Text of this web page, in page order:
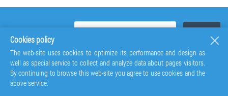
Cookies policy
The web-site uses cookies to optimize its performance and design as
well as special service to collect and analyze data about pages visitors.
By continuing to browse this web-site you agree to use cookies and the
above service.